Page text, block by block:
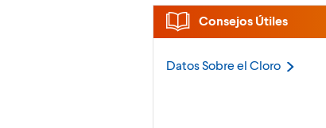
Consejos Útiles
Datos Sobre el Cloro